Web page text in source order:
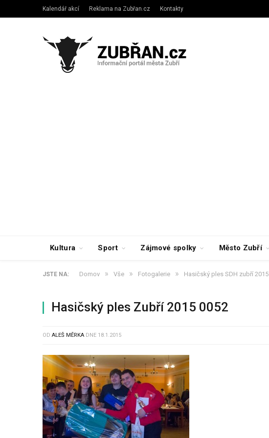
Kalendář akcí Reklama na Zubřan.cz Kontakty
Kultura Sport Zájmové spolky Město Zubří
JSTE NA: Domov » Vše » Fotogalerie » Hasičský ples SDH zubří 2015
Hasičský ples Zubří 2015 0052
OD ALEŠ MĚRKA DNE 18.1.2015